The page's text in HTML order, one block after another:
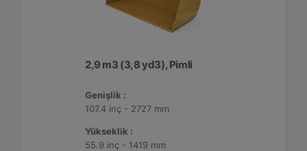
2,9 m3 (3,8 yd3), Pimli
Genişlik :
107.4 inç - 2727 mm
Yükseklik :
55.9 inç - 1419 mm